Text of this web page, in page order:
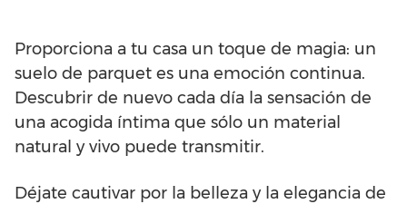
Proporciona a tu casa un toque de magia: un
suelo de parquet es una emoción continua.
Descubrir de nuevo cada día la sensación de
una acogida íntima que sólo un material
natural y vivo puede transmitir.
Déjate cautivar por la belleza y la elegancia de